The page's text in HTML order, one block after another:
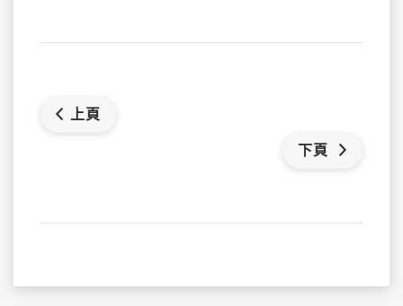
上頁
下頁